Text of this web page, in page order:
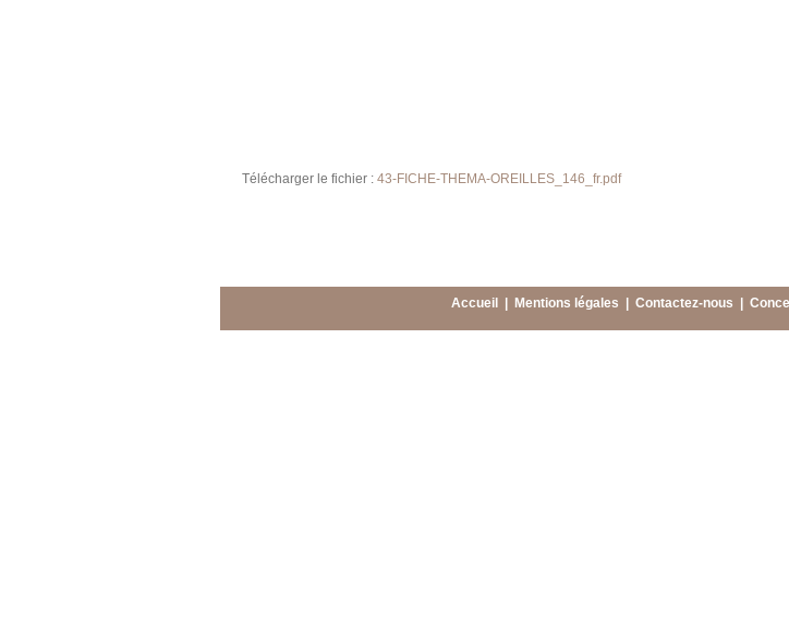
Télécharger le fichier : 43-FICHE-THEMA-OREILLES_146_fr.pdf
Accueil Mentions légales Contactez-nous